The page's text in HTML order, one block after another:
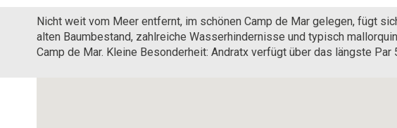
Nicht weit vom Meer entfernt, im schönen Camp de Mar gelegen, fügt
alten Baumbestand, zahlreiche Wasserhindernisse und typisch
Camp de Mar. Kleine Besonderheit: Andratx verfügt über das längste Par